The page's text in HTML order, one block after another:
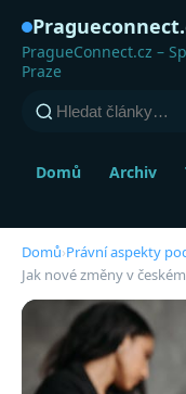
PragueConnect.cz –
Praze
Domů Archiv
Domů›Právní aspekty
Jak nové změny v